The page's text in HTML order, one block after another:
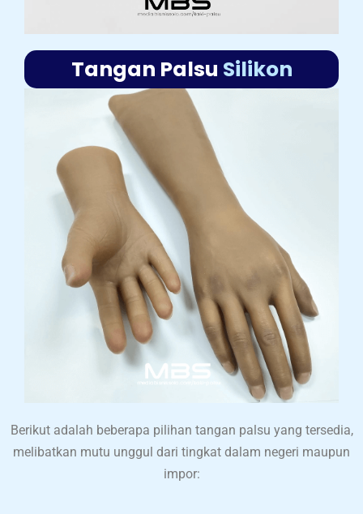
Tangan Palsu Silikon
Berikut adalah beberapa pilihan tangan palsu yang tersedia,
melibatkan mutu unggul dari tingkat dalam negeri maupun
impor: